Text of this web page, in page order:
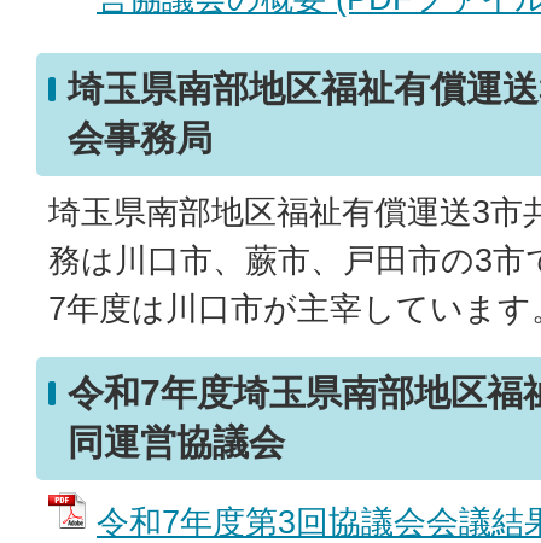
埼玉県南部地区福祉有償運
会事務局
埼玉県南部地区福祉有償運送3市
務は川口市、蕨市、戸田市の3市
7年度は川口市が主宰しています
令和7年度埼玉県南部地区福
同運営協議会
令和7年度第3回協議会会議